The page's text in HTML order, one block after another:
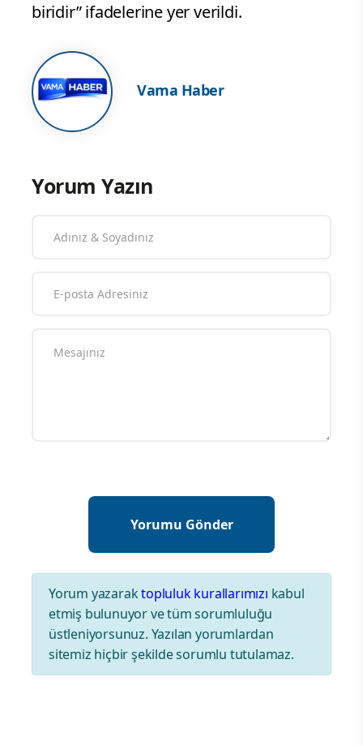
biridir” ifadelerine yer verildi.
Vama Haber
Yorum Yazın
Yorum yazaraktopluluk kurallarımızı kabul
etmiş bulunuyor ve tüm sorumluluğu
üstleniyorsunuz. Yazılan yorumlardan
sitemiz hiçbir şekilde sorumlu tutulamaz.